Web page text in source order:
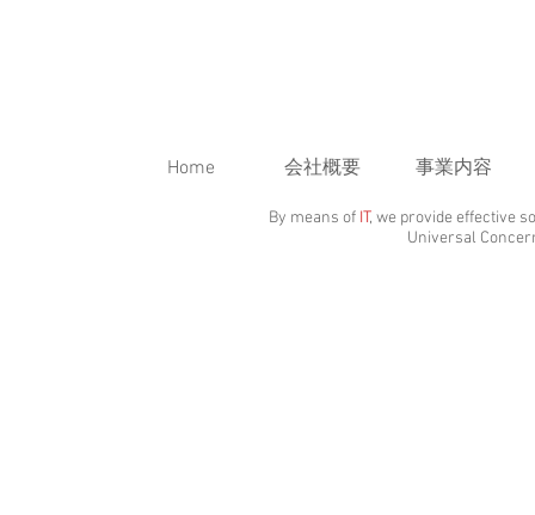
Home 会社概要 事業内容
By means of IT, we provide effective
Universal